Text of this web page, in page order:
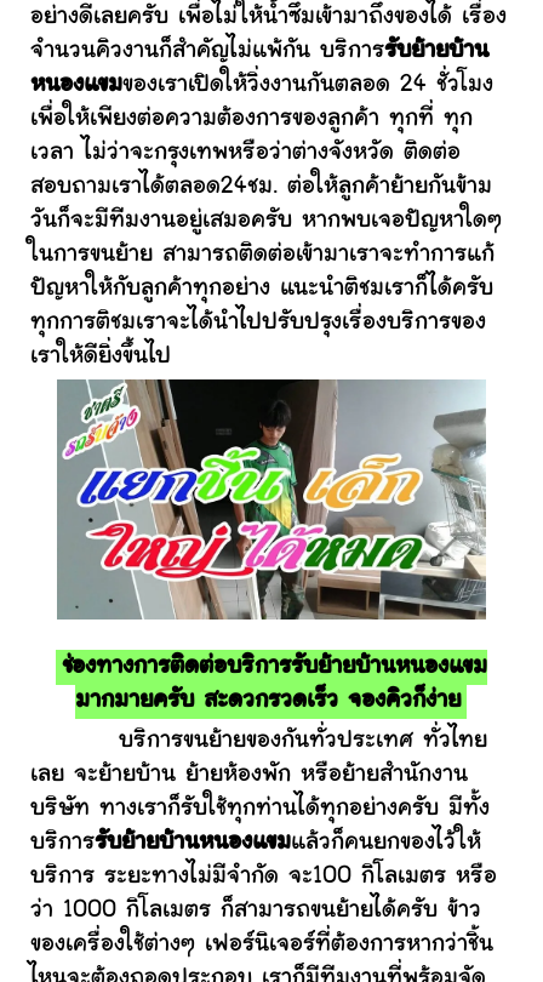
อย่างดีเลยครับ เพื่อไม่ให้น้ำซึมเข้ามาถึงของได้ เรื่อง
จำนวนคิวงานก็สำคัญไม่แพ้กัน บริการรับย้ายบ้าน
หนองแขมของเราเปิดให้วิ่งงานกันตลอด 24 ชั่วโมง
เพื่อให้เพียงต่อความต้องการของลูกค้า ทุกที่ ทุก
เวลา ไม่ว่าจะกรุงเทพหรือว่าต่างจังหวัด ติดต่อ
สอบถามเราได้ตลอด24ชม. ต่อให้ลูกค้าย้ายกันข้าม
วันก็จะมีทีมงานอยู่เสมอครับ หากพบเจอปัญหาใดๆ
ในการขนย้าย สามารถติดต่อเข้ามาเราจะทำการแก้
ปัญหาให้กับลูกค้าทุกอย่าง แนะนำติชมเราก็ได้ครับ
ทุกการติชมเราจะได้นำไปปรับปรุงเรื่องบริการของ
เราให้ดียิ่งขึ้นไป
ช่องทางการติดต่อบริการรับย้ายบ้านหนองแขม
มากมายครับ สะดวกรวดเร็ว จองคิวก็ง่าย
บริการขนย้ายของกันทั่วประเทศ ทั่วไทย
เลย จะย้ายบ้าน ย้ายห้องพัก หรือย้ายสำนักงาน
บริษัท ทางเราก็รับใช้ทุกท่านได้ทุกอย่างครับ มีทั้ง
บริการรับย้ายบ้านหนองแขมแล้วก็คนยกของไว้ให้
บริการ ระยะทางไม่มีจำกัด จะ100 กิโลเมตร หรือ
ว่า 1000 กิโลเมตร ก็สามารถขนย้ายได้ครับ ข้าว
ของเครื่องใช้ต่างๆ เฟอร์นิเจอร์ที่ต้องการหากว่าชิ้น